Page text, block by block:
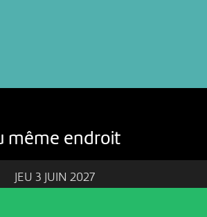
même endroit
JEU 3 JUIN 2027